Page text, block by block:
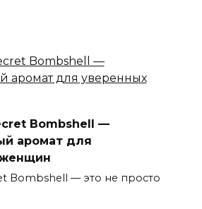
Bombshell —
аромат для
Bombshell — это не просто